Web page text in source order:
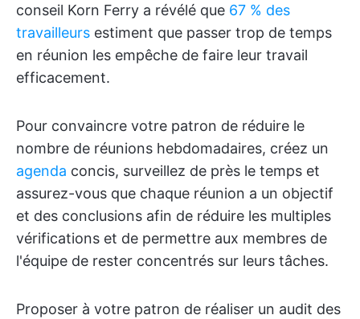
conseil Korn Ferry a révélé que 67 % des
travailleurs estiment que passer trop de temps
en réunion les empêche de faire leur travail
efficacement.
Pour convaincre votre patron de réduire le
nombre de réunions hebdomadaires, créez un
agenda concis, surveillez de près le temps et
assurez-vous que chaque réunion a un objectif
et des conclusions afin de réduire les multiples
vérifications et de permettre aux membres de
l'équipe de rester concentrés sur leurs tâches.
Proposer à votre patron de réaliser un audit des